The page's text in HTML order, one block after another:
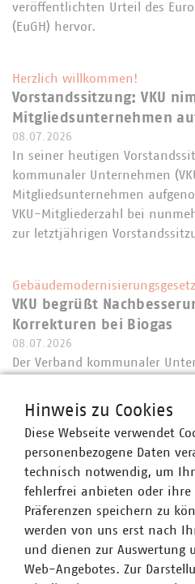
veröffentlichten Urteil des
(EuGH) hervor.
Herzlich willkommen!
Vorstandssitzung: VKU
Mitgliedsunternehmen
08.07.2026
In seiner heutigen
kommunaler Unternehmen
Mitgliedsunternehmen
VKU-Mitgliederzahl bei
zur letztjährigen
Gebäudemodernisierungsgesetz
VKU begrüßt
Korrekturen bei Biogas
08.07.2026
Der Verband kommunaler
Energie. Auch wenn der
Statement zum EU-
VKU warnt vor weiteren
Pflanzenschutzrecht -
Zulassungen gefährden
07.07.2026
Hinweis zu Cookies
Diese Webseite verwendet
personenbezogene Daten
technisch notwendig, um
fehlerfrei anbieten oder ihre
Präferenzen speichern zu
werden von uns erst nach
und dienen zur Auswertung
Web-Angebotes. Zur